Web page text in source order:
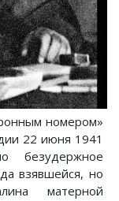
номером»
22 июня 1941
безудержное
взявшейся, но
матерной